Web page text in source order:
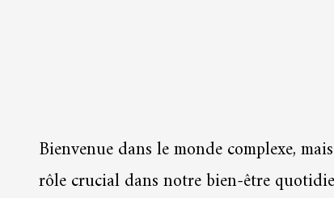
Bienvenue dans le monde complexe,
rôle crucial dans notre bien-être